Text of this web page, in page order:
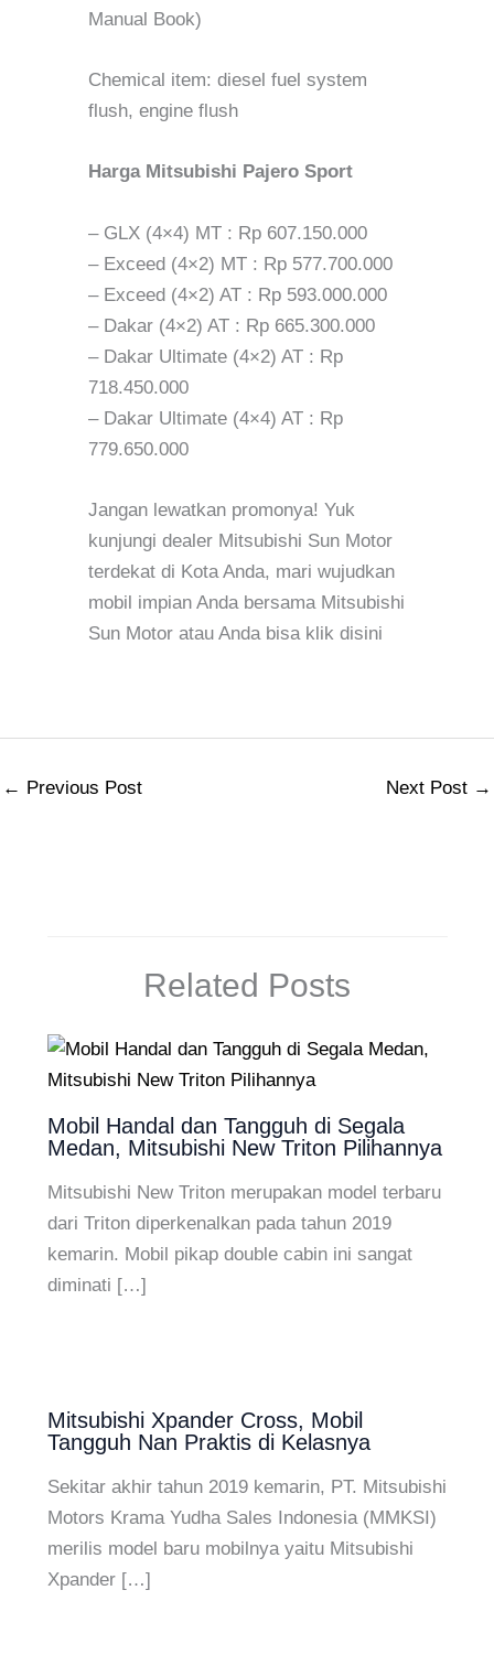
Manual Book)
Chemical item: diesel fuel system
flush, engine flush
Harga Mitsubishi Pajero Sport
– GLX (4×4) MT : Rp 607.150.000
– Exceed (4×2) MT : Rp 577.700.000
– Exceed (4×2) AT : Rp 593.000.000
– Dakar (4×2) AT : Rp 665.300.000
– Dakar Ultimate (4×2) AT : Rp
718.450.000
– Dakar Ultimate (4×4) AT : Rp
779.650.000
Jangan lewatkan promonya! Yuk
kunjungi dealer Mitsubishi Sun Motor
terdekat di Kota Anda, mari wujudkan
mobil impian Anda bersama Mitsubishi
Sun Motor atau Anda bisa klik disini
← Previous Post Next Post →
Related Posts
Mobil Handal dan Tangguh di Segala
Medan, Mitsubishi New Triton Pilihannya
Mitsubishi New Triton merupakan model terbaru
dari Triton diperkenalkan pada tahun 2019
kemarin. Mobil pikap double cabin ini sangat
diminati […]
Mitsubishi Xpander Cross, Mobil
Tangguh Nan Praktis di Kelasnya
Sekitar akhir tahun 2019 kemarin, PT. Mitsubishi
Motors Krama Yudha Sales Indonesia (MMKSI)
merilis model baru mobilnya yaitu Mitsubishi
Xpander […]